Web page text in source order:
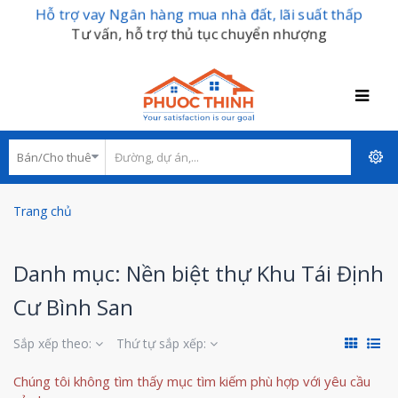
Hỗ trợ vay Ngân hàng mua nhà đất, lãi suất thấp
Tư vấn, hỗ trợ thủ tục chuyển nhượng
Trang chủ
Danh mục: Nền biệt thự Khu Tái Định
Cư Bình San
Sắp xếp theo: Thứ tự sắp xếp:
Chúng tôi không tìm thấy mục tìm kiếm phù hợp với yêu cầu